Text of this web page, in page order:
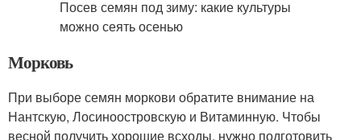
Морковь
При выборе семян моркови обратите внимание на
Нантскую, Лосиноостровскую и Витаминную. Чтобы
весной получить хорошие всходы, нужно подготовить